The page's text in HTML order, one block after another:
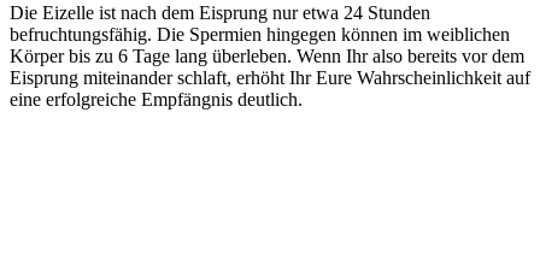
Die Eizelle ist nach dem Eisprung nur etwa 24 Stunden
befruchtungsfähig. Die Spermien hingegen können im weiblichen
Körper bis zu 6 Tage lang überleben. Wenn Ihr also bereits vor dem
Eisprung miteinander schlaft, erhöht Ihr Eure Wahrscheinlichkeit auf
eine erfolgreiche Empfängnis deutlich.